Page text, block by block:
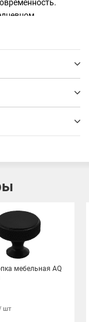
лишнего —
мебельная AQ
шт